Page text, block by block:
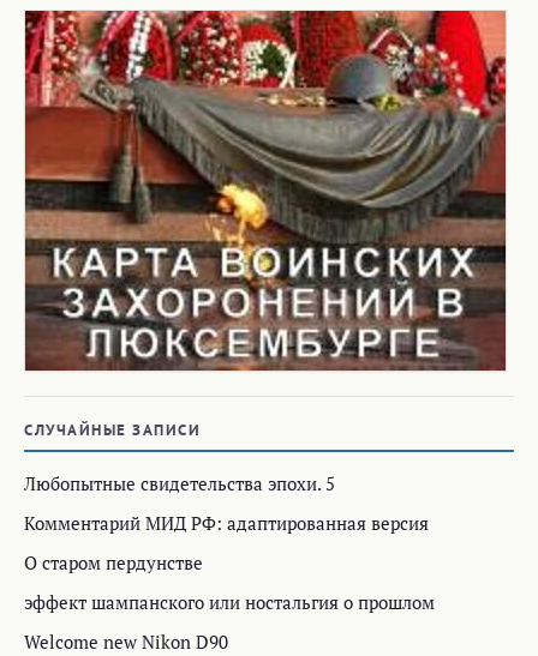
СЛУЧАЙНЫЕ ЗАПИСИ
Любопытные свидетельства эпохи. 5
Комментарий МИД РФ: адаптированная версия
О старом пердунстве
эффект шампанского или ностальгия о прошлом
Welcome new Nikon D90